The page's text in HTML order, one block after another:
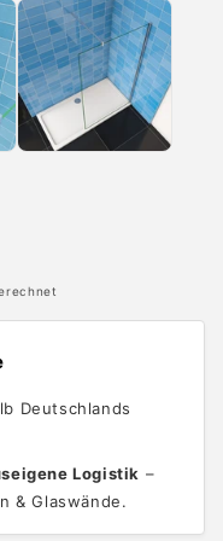
Deutschlands
Logistik –
& Glaswände.